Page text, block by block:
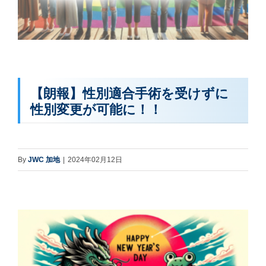
【朗報】性別適合手術を受けずに
性別変更が可能に！！
By JWC 加地 2024年02月12日